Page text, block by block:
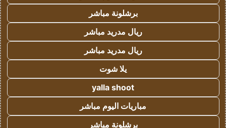
برشلونة مباشر
ريال مدريد مباشر
ريال مدريد مباشر
يلا شوت
yalla shoot
مباريات اليوم مباشر
برشلونة مباشر